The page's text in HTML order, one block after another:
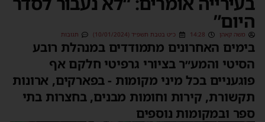
היום”
משה קאהן 14:28 כ״ט בטבת תשפ״ד (10/01/2024) תגובות
בימים האחרונים מתמודדים במנהלת רובע
הסיטי והמע״ר בציורי גרפיטי חלקם אף
פוגעניים בכל מיני מקומות - בפארקים, ארונות
תקשורת, קירות וחומות מבנים, בחצרות בתי
ספר ובמקומות נוספים